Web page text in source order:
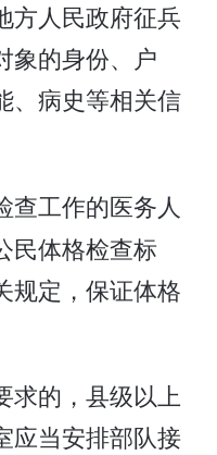
方人民政府征兵
象的身份、户
、病史等相关信
工作的医务人
民体格检查标
规定，保证体格
求的，县级以上
应当安排部队接